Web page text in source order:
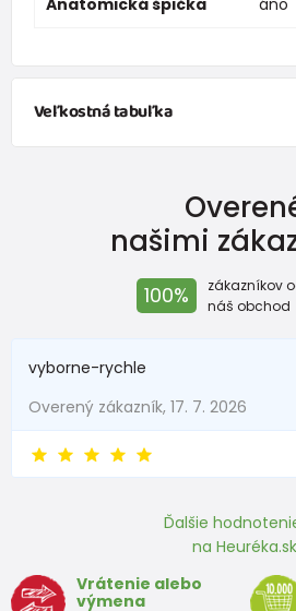
Anatomická špička
áno
Veľkostná tabuľka
Táto tabuľka ti pomôže presne určiť
skutočnej vnútornej dĺžky a šírky
Vnútorná
topánky
27 180 mm 68 mm
28
186 mm
71 mm
31
207 mm 72 mm
našimi
100%
zákazníkov
náš obchod
vyborne-rychle
Overený zákazník, 17. 7. 2026
Ďalšie
na Heuréka.sk
Vrátenie alebo
výmena